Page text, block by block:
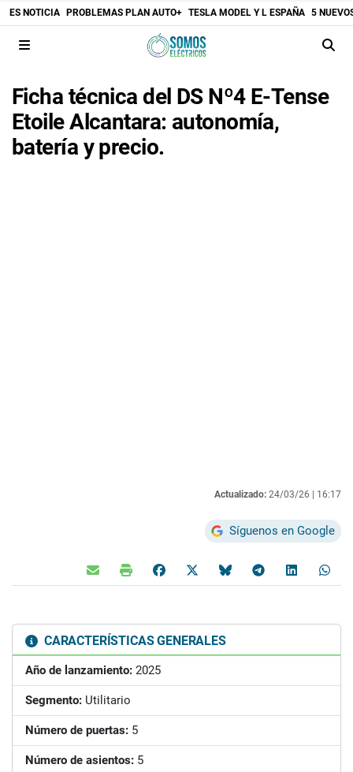
ES NOTICIA PROBLEMAS PLAN AUTO+ TESLA MODEL Y L ESPAÑA 5
Ficha técnica del DS Nº4 E-Tense
Etoile Alcantara: autonomía,
batería y precio.
Actualizado: 24/03/26 | 16:17
Síguenos en Google
CARACTERÍSTICAS GENERALES
Año de lanzamiento: 2025
Segmento: Utilitario
Número de puertas: 5
Número de asientos: 5